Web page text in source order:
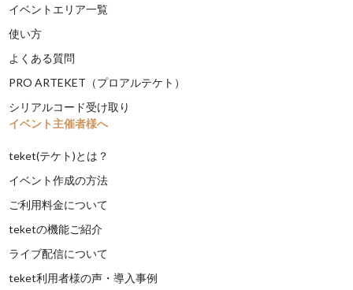
イベントエリア一覧
使い方
よくある質問
PRO ARTEKET（プロアルテケト）
シリアルコード受け取り
イベント主催者様へ
teket(テケト)とは？
イベント作成の方法
ご利用料金について
teketの機能ご紹介
ライブ配信について
teket利用者様の声・導入事例